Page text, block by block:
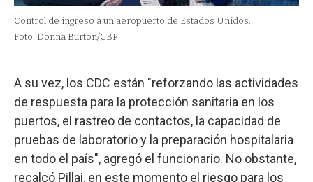
Control de ingreso a un aeropuerto de Estados Unidos.
Foto: Donna Burton/CBP.
A su vez, los CDC están "reforzando las actividades
de respuesta para la protección sanitaria en los
puertos, el rastreo de contactos, la capacidad de
pruebas de laboratorio y la preparación hospitalaria
en todo el país", agregó el funcionario. No obstante,
recalcó Pillai, en este momento el riesgo para los